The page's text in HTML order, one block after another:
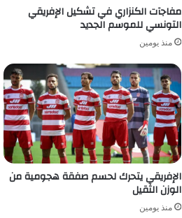
مفاجآت الكنزاري في تشكيل الإفريقي
التونسي للموسم الجديد
منذ يومين
الإفريقي يتحرك لحسم صفقة هجومية من
الوزن الثقيل
منذ يومين